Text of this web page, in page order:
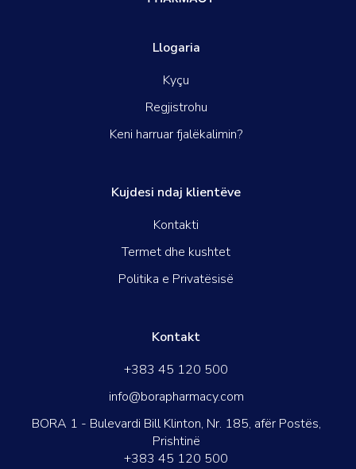
Llogaria
Kyçu
Regjistrohu
Keni harruar fjalëkalimin?
Kujdesi ndaj klientëve
Kontakti
Termet dhe kushtet
Politika e Privatësisë
Kontakt
+383 45 120 500
info@borapharmacy.com
BORA 1 - Bulevardi Bill Klinton, Nr. 185, afër Postës,
Prishtinë
+383 45 120 500